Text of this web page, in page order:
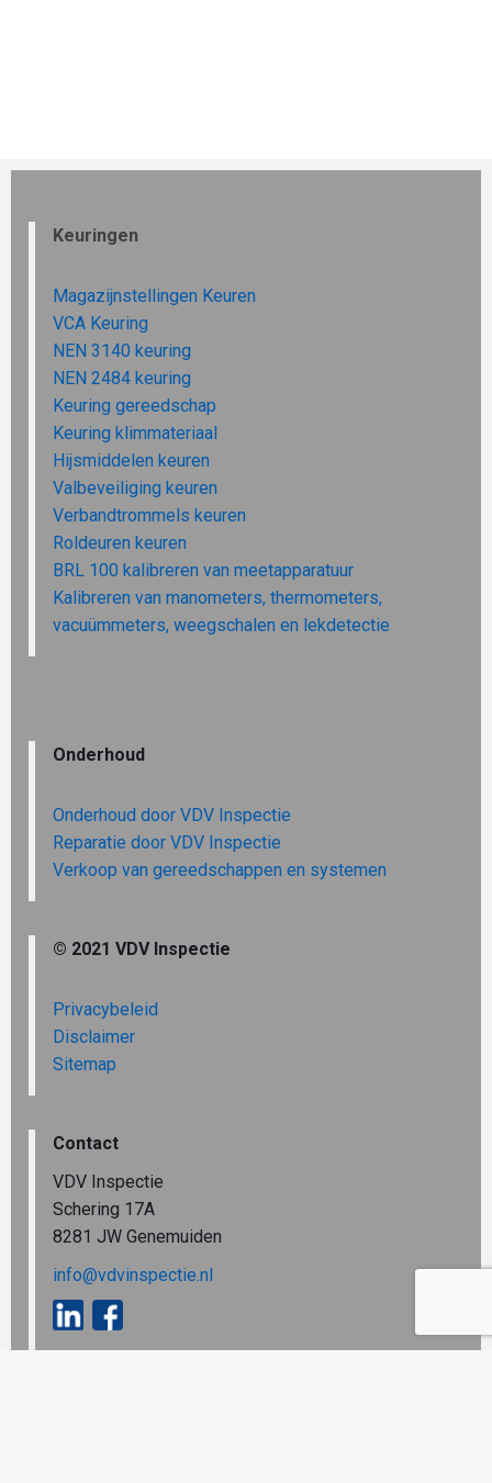
Keuringen
Magazijnstellingen Keuren
VCA Keuring
NEN 3140 keuring
NEN 2484 keuring
Keuring gereedschap
Keuring klimmateriaal
Hijsmiddelen keuren
Valbeveiliging keuren
Verbandtrommels keuren
Roldeuren keuren
BRL 100 kalibreren van meetapparatuur
Kalibreren van manometers, thermometers,
vacuümmeters, weegschalen en lekdetectie
Onderhoud
Onderhoud door VDV Inspectie
Reparatie door VDV Inspectie
Verkoop van gereedschappen en systemen
© 2021 VDV Inspectie
Privacybeleid
Disclaimer
Sitemap
Contact
VDV Inspectie
Schering 17A
8281 JW Genemuiden
info@vdvinspectie.nl